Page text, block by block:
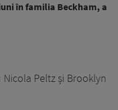
în familia Beckham, a
Peltz și Brooklyn